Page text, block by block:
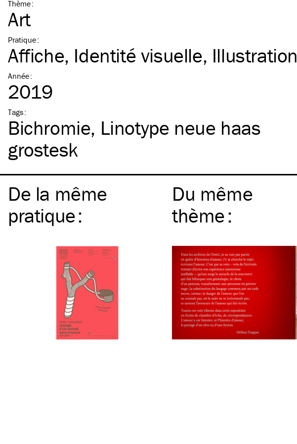
Thème:
Art
Pratique:
Affiche Identité visuelle Illustration
Année:
2019
Tags:
Bichromie Linotype neue haas
grostesk
De la même
pratique:
Du même
thème: